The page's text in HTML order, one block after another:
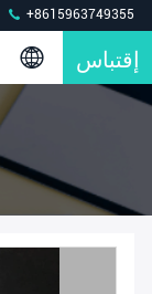
+8615963749355
إقتباس